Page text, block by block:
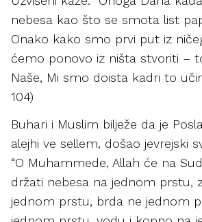
nebesa kao što se smota list
Onako kako smo prvi put iz
ćemo ponovo iz ništa stvoriti –
Naše, Mi smo doista kadri to
104)
Buhari i Muslim bilježe da je
alejhi ve sellem, došao jevrejski
“O Muhammede, Allah će na
držati nebesa na jednom prstu,
jednom prstu, brda ne jednom